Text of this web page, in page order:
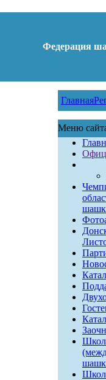
Федерация
Главная
Меню